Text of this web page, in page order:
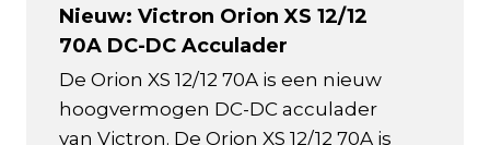
Nieuw: Victron Orion XS 12/12
70A DC-DC Acculader
De Orion XS 12/12 70A is een nieuw
hoogvermogen DC-DC acculader
van Victron. De Orion XS 12/12 70A is